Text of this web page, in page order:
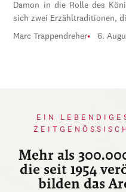
Damon in die Rolle des
sich zwei Erzähltraditionen,
Marc Trappendreher 6.
EIN
Mehr als
die seit 1954
bilden das